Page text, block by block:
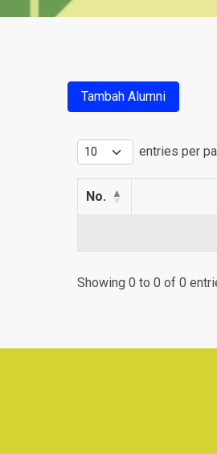
Tambah Alumni
entries per
No.
Showing 0 to 0 of 0